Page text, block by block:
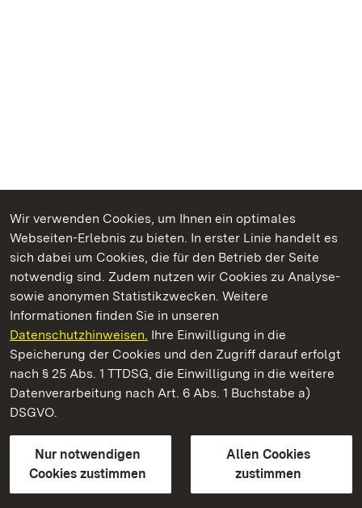
Wir verwenden Cookies, um Ihnen ein optimales
Webseiten-Erlebnis zu bieten. In erster Linie handelt es
sich dabei um Cookies, die für den Betrieb der Seite
notwendig sind. Zudem nutzen wir Cookies zu Analyse-
sowie anonymen Statistikzwecken. Weitere
Informationen finden Sie in unseren
Datenschutzhinweisen. Ihre Einwilligung in die
Speicherung der Cookies und den Zugriff darauf erfolgt
nach § 25 Abs. 1 TTDSG, die Einwilligung in die weitere
Datenverarbeitung nach Art. 6 Abs. 1 Buchstabe a)
DSGVO.
Nur notwendigen
Cookies zustimmen
Allen Cookies
zustimmen
Kommen. Staunen. Genießen.
Staatliche Schlösser und Gärten Baden‑Württemberg
Staatliche Schlösser und Gärten Baden-Württemberg
Kontakt
GebärdenspracheLeichte Sprache
Erklärung zur Barrierefreiheit
BITV-konform (geprüfte Seiten)